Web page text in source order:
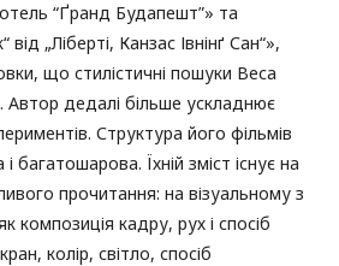
“Ґранд Будапешт”» та
від „Ліберті, Канзас Івнінґ Сан“»,
що стилістичні пошуки Веса
дедалі більше ускладнює
Структура його фільмів
багатошарова. Їхній зміст існує на
прочитання: на візуальному з
композиція кадру, рух і спосіб
колір, світло, спосіб